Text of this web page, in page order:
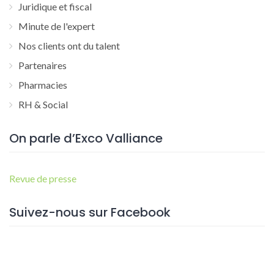
Juridique et fiscal
Minute de l'expert
Nos clients ont du talent
Partenaires
Pharmacies
RH & Social
On parle d’Exco Valliance
Revue de presse
Suivez-nous sur Facebook